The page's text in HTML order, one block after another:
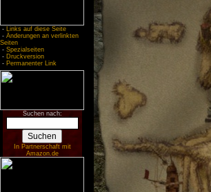
- Links auf diese Seite
- Änderungen an verlinkten
Seiten
- Spezialseiten
- Druckversion
- Permanenter Link
Suchen nach:
In Partnerschaft mit
Amazon.de